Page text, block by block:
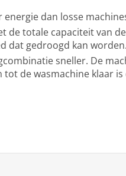
dan losse
de totale capaciteit van
dat gedroogd kan worden.
sneller. De
de wasmachine klaar